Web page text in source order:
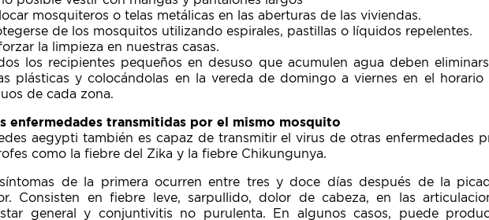
mosquiteros o telas metálicas en las aberturas de las viviendas.
de los mosquitos utilizando espirales, pastillas o líquidos repelentes.
la limpieza en nuestras casas.
los recipientes pequeños en desuso que acumulen agua deben
plásticas y colocándolas en la vereda de domingo a viernes en el
de cada zona.
enfermedades transmitidas por el mismo mosquito
aegypti también es capaz de transmitir el virus de otras enfermedades
como la fiebre del Zika y la fiebre Chikungunya.
de la primera ocurren entre tres y doce días después de la
Consisten en fiebre leve, sarpullido, dolor de cabeza, en las
general y conjuntivitis no purulenta. En algunos casos, puede